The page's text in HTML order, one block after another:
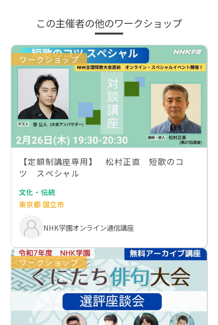
この主催者の他のワークショップ
ワークショップ
【定額制講座専用】 松村正直 短歌のコ
ツ スペシャル
文化・伝統
東京都 国立市
NHK学園オンライン通信講座
ワークショップ